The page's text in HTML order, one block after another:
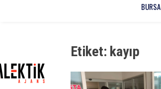
BURSA
Etiket: kayıp